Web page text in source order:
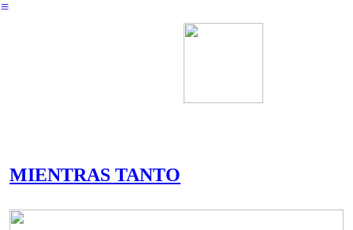
︎
MIENTRAS TANTO